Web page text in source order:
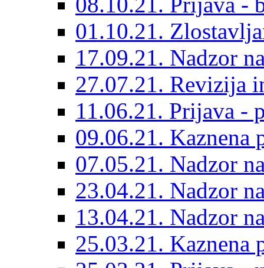
01.10.21.
17.09.21. Nadzor
27.07.21. Revizija
11.06.21. Prijava -
09.06.21. Kaznena
07.05.21. Nadzor
23.04.21. Nadzor
13.04.21. Nadzor
25.03.21. Kaznena